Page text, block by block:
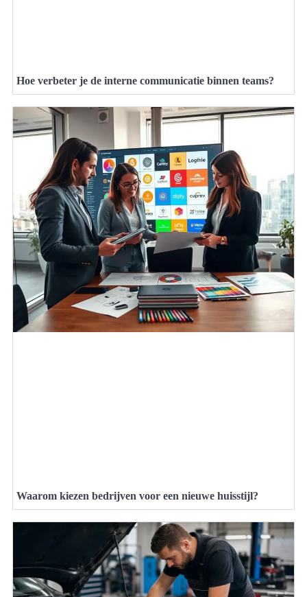
Hoe verbeter je de interne communicatie binnen teams?
Waarom kiezen bedrijven voor een nieuwe huisstijl?